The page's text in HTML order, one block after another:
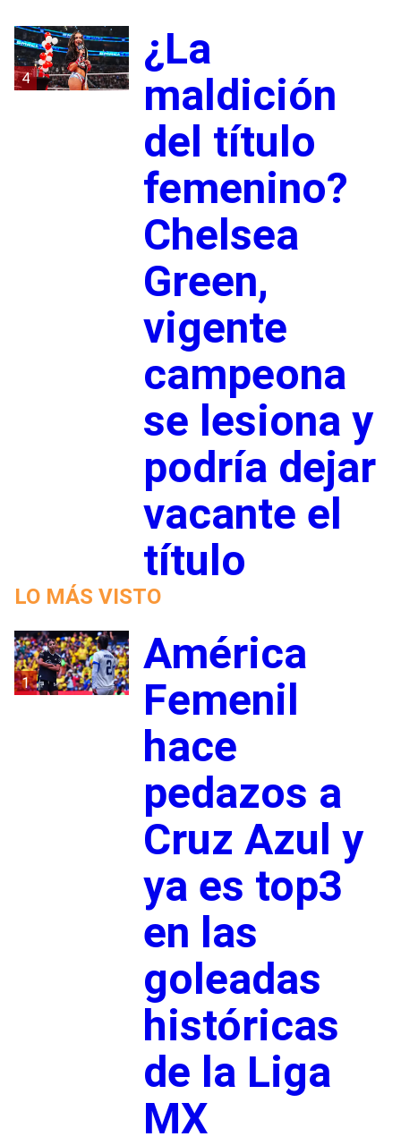
4
¿La
maldición
del título
femenino?
Chelsea
Green,
vigente
campeona
se lesiona y
podría dejar
vacante el
título
LO MÁS VISTO
1
América
Femenil
hace
pedazos a
Cruz Azul y
ya es top3
en las
goleadas
históricas
de la Liga
MX